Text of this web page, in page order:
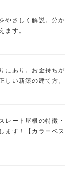
やさしく解説。分か
ます。
にあり。お金持ちが
しい新築の建て方。
レート屋根の特徴・
ます！【カラーベス